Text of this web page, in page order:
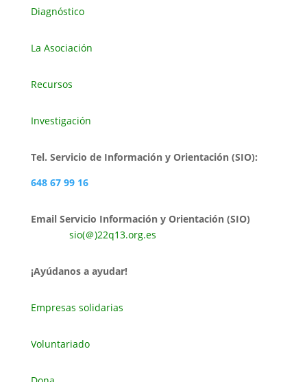
Diagnóstico
La Asociación
Recursos
Investigación
Tel. Servicio de Información y Orientación (SIO):
648 67 99 16
Email Servicio Información y Orientación (SIO)
sio(＠)22q13.org.es
¡Ayúdanos a ayudar!
Empresas solidarias
Voluntariado